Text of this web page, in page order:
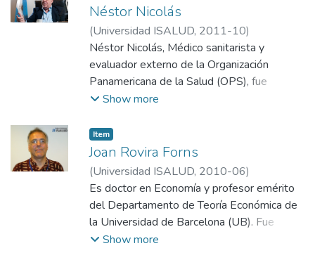
Néstor Nicolás
(Universidad ISALUD, 2011-10)
Departamento de Comunicación,
Universidad ISALUD
Néstor Nicolás, Médico sanitarista y
evaluador externo de la Organización
Panamericana de la Salud (OPS), fue
director de Operaciones de Cascos Blancos
ciudad. En esta ocasión realizó una
entrevista para la edición Nº 29 de la
Revista ISALUD.
Show more
Item
Joan Rovira Forns
(Universidad ISALUD, 2010-06)
Departamento de Comunicación,
Universidad ISALUD
Es doctor en Economía y profesor emérito
del Departamento de Teoría Económica de
la Universidad de Barcelona (UB). Fue
director de investigación de Soikos SL
Show more